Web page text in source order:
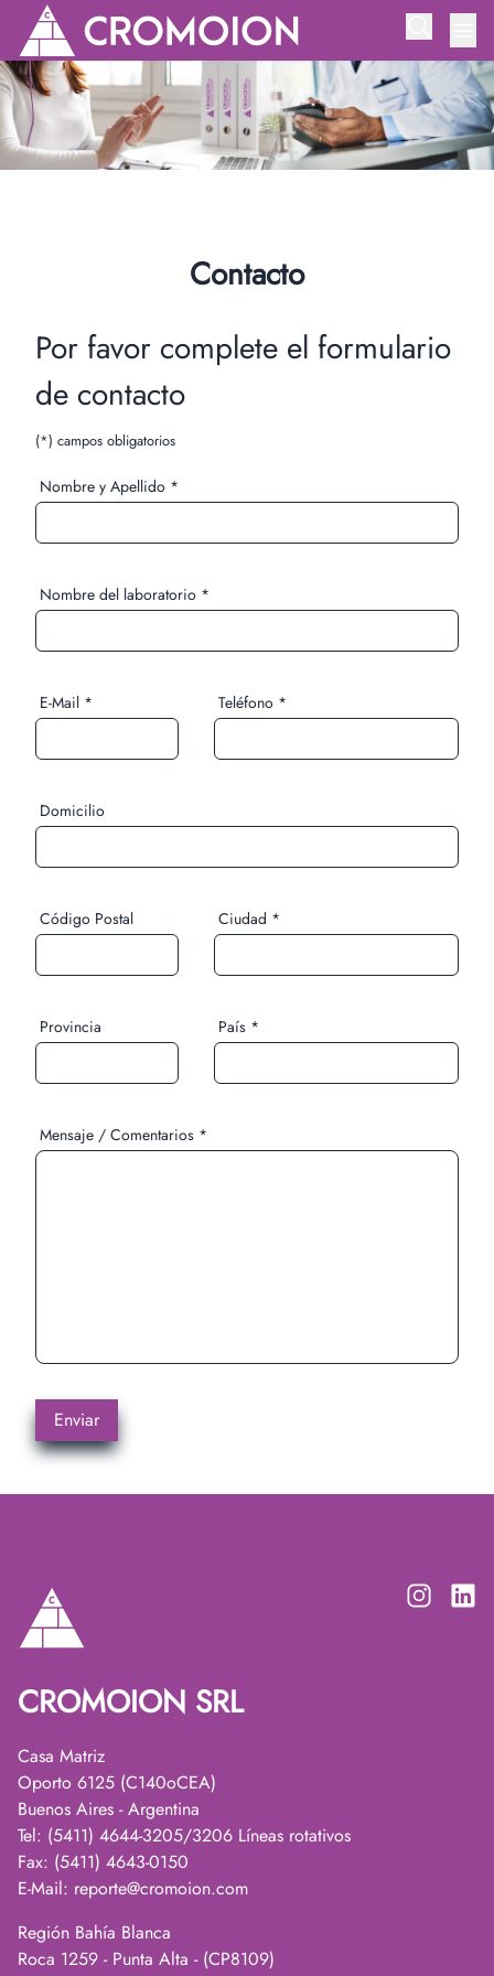
Contacto
Por favor complete el formulario
de contacto
(*) campos obligatorios
Nombre y Apellido *
Nombre del laboratorio *
E-Mail * Teléfono *
Domicilio
Código Postal Ciudad *
Provincia País *
Mensaje / Comentarios *
Enviar
CROMOION SRL
Casa Matriz
Oporto 6125 (C140oCEA)
Buenos Aires - Argentina
Tel: (5411) 4644-3205/3206 Líneas rotativos
Fax: (5411) 4643-0150
E-Mail: reporte@cromoion.com
Región Bahía Blanca
Roca 1259 - Punta Alta - (CP8109)